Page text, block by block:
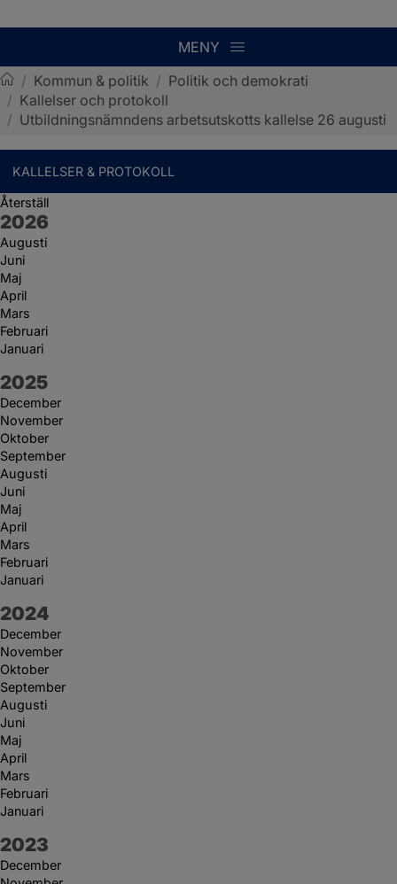
MENY
Sotenäs kommun
/ Kommun & politik / Politik och demokrati
/ Kallelser och protokoll
/ Utbildningsnämndens arbetsutskotts kallelse 26 augusti
KALLELSER & PROTOKOLL
Återställ
År:
2026
Augusti
Juni
Maj
April
Mars
Februari
Januari
År:
2025
December
November
Oktober
September
Augusti
Juni
Maj
April
Mars
Februari
Januari
År:
2024
December
November
Oktober
September
Augusti
Juni
Maj
April
Mars
Februari
Januari
År:
2023
December